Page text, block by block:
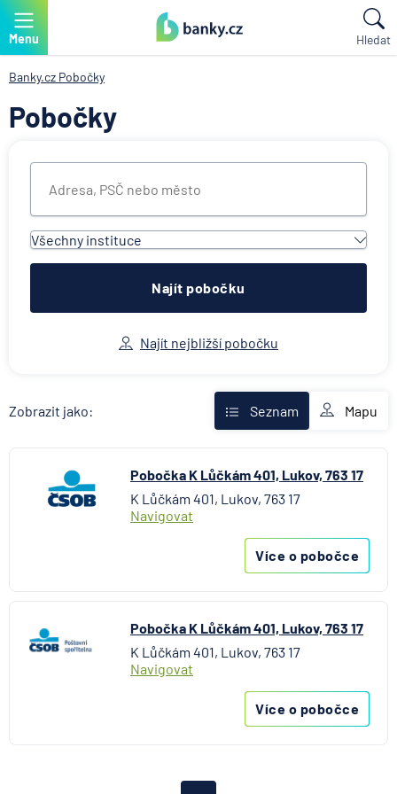
Menu Hledat
Banky.cz Pobočky
Pobočky
Všechny instituce
Všechny instituce
ACE European Group Ltd
Allianz penzijní společnost
Allianz pojišťovna
AXA Assistance
BNP Paribas Cardif Pojišťovna
Česká exportní banka
Česká národní banka
Česká podnikatelská pojišťovna
Česká spořitelna - penzijní společnost
Československá obchodní banka
COMMERZBANK Aktiengesellschaft
ČSOB Hypoteční banka
D.A.S. právní ochrana, pobočka ERGO Versicherung
Najít pobočku
Najít nejbližší pobočku
Zobrazit jako: Seznam Mapu
Pobočka K Lůčkám 401, Lukov, 763 17
K Lůčkám 401, Lukov, 763 17
Navigovat
Více o pobočce
Pobočka K Lůčkám 401, Lukov, 763 17
K Lůčkám 401, Lukov, 763 17
Navigovat
Více o pobočce